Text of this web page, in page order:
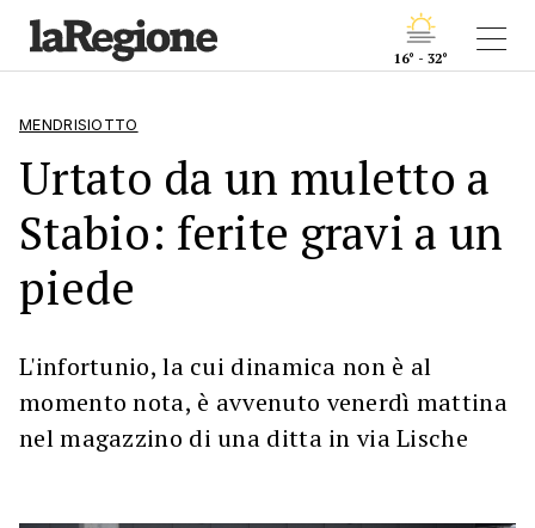
16° - 32°
MENDRISIOTTO
Urtato da un muletto a
Stabio: ferite gravi a un
piede
L'infortunio, la cui dinamica non è al
momento nota, è avvenuto venerdì mattina
nel magazzino di una ditta in via Lische